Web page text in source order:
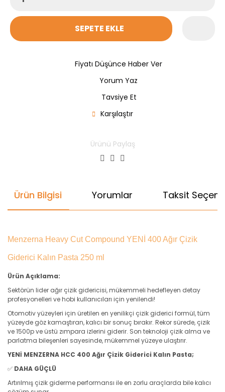
SEPETE EKLE
Fiyatı Düşünce Haber Ver
Yorum Yaz
Tavsiye Et
Karşılaştır
Ürünü Paylaş
Ürün Bilgisi Yorumlar Taksit
Menzerna Heavy Cut Compound YENİ 400 Ağır Çizik
Giderici Kalın Pasta 250 ml
Ürün Açıklama:
Sektörün lider ağır çizik gidericisi, mükemmeli hedefleyen detay
profesyonelleri ve hobi kullanıcıları için yenilendi!
Otomotiv yüzeyleri için üretilen en yenilikçi çizik giderici formül, tüm
yüzeyde göz kamaştıran, kalıcı bir sonuç bırakır. Rekor sürede, çizik
ve 1500p ve üstü zımpara izlerini giderir. Son teknoloji çizik alma ve
parlatma bileşenleri sayesinde, mükemmel yüzeye ulaştırır.
YENİ MENZERNA HCC 400 Ağır Çizik Giderici Kalın Pasta;
✅ DAHA GÜÇLÜ
Artırılmış çizik giderme performansı ile en zorlu araçlarda bile kalıcı